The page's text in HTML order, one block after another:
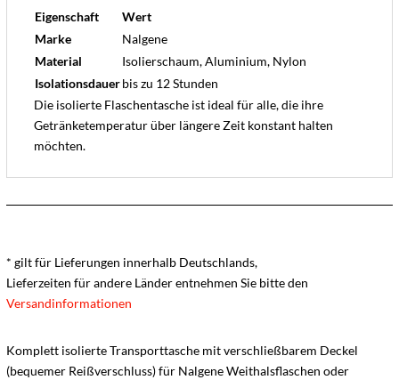
Eigenschaft
Wert
Marke
Nalgene
Material
Isolierschaum, Aluminium, Nylon
Isolationsdauerbis zu 12 Stunden
Die isolierte Flaschentasche ist ideal für alle, die ihre
Getränketemperatur über längere Zeit konstant halten
möchten.
* gilt für Lieferungen innerhalb Deutschlands,
Lieferzeiten für andere Länder entnehmen Sie bitte den
Versandinformationen
Komplett isolierte Transporttasche mit verschließbarem Deckel
(bequemer Reißverschluss) für Nalgene Weithalsflaschen oder